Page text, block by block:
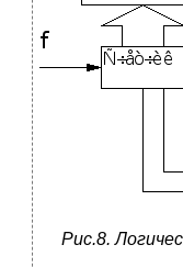
Рис.8.